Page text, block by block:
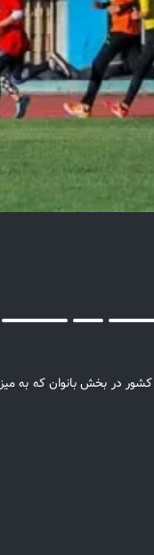
در بخش بانوان که به